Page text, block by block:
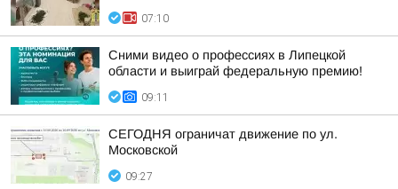
07:10
Сними видео о профессиях в Липецкой
области и выиграй федеральную премию!
09:11
СЕГОДНЯ ограничат движение по ул.
Московской
09:27